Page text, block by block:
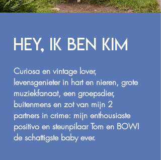
Hey, ik ben Kim
Curiosa en vintage lover,
levensgenieter in hart en nieren, grote
muziekfanaat, een groepsdier,
buitenmens en zot van mijn 2
partners in crime: mijn enthousiaste
positivo en steunpilaar Tom en BOWI
de schattigste baby ever.